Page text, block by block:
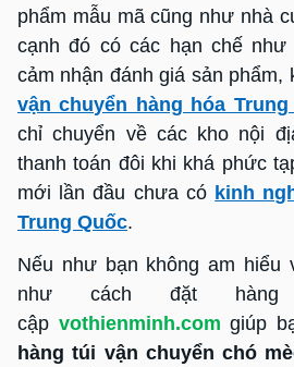
phẩm mẫu mã cũng như nhà
cạnh đó có các hạn chế
cảm nhận đánh giá sản phẩm,
vận chuyển hàng hóa
chỉ chuyển về các kho nội
thanh toán đôi khi khá phức
mới lần đầu chưa có kinh
Trung Quốc.
Nếu như bạn không am hiểu
như cách đặt
cập vothienminh.com giúp
hàng túi vận chuyển chó